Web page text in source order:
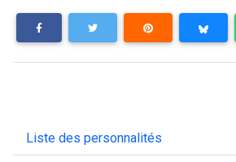
Liste des personnalités